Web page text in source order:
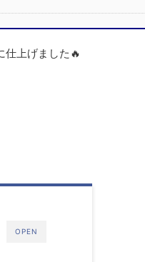
仕上げました🔥
OPEN